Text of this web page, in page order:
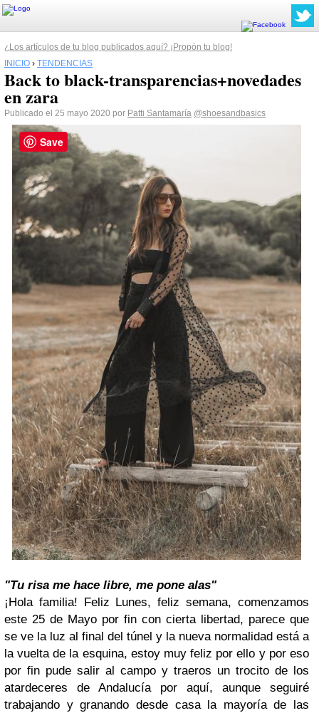
¿Los artículos de tu blog publicados aquí? ¡Propón tu blog!
INICIO › TENDENCIAS
Back to black-transparencias+novedades
en zara
Publicado el 25 mayo 2020 por Patti Santamaría @shoesandbasics
"Tu risa me hace libre, me pone alas"
¡Hola familia! Feliz Lunes, feliz semana, comenzamos
este 25 de Mayo por fin con cierta libertad, parece que
se ve la luz al final del túnel y la nueva normalidad está a
la vuelta de la esquina, estoy muy feliz por ello y por eso
por fin pude salir al campo y traeros un trocito de los
atardeceres de Andalucía por aquí, aunque seguiré
trabajando y granando desde casa la mayoría de las
Save